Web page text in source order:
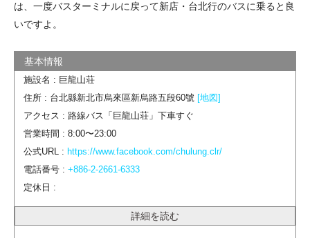
は、一度バスターミナルに戻って新店・台北行のバスに乗ると良
いですよ。
施設名 : 巨龍山荘
住所 : 台北縣新北市烏來區新烏路五段60號 [地図]
アクセス : 路線バス「巨龍山荘」下車すぐ
営業時間 : 8:00〜23:00
公式URL : https://www.facebook.com/chulung.clr/
電話番号 : +886-2-2661-6333
定休日 :
詳細を読む